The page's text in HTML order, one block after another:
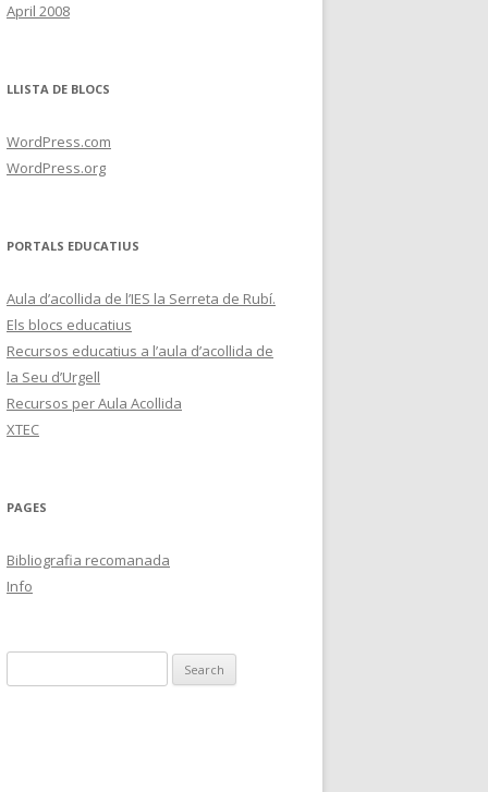
April 2008
LLISTA DE BLOCS
WordPress.com
WordPress.org
PORTALS EDUCATIUS
Aula d’acollida de l’IES la Serreta de Rubí.
Els blocs educatius
Recursos educatius a l’aula d’acollida de
la Seu d’Urgell
Recursos per Aula Acollida
XTEC
PAGES
Bibliografia recomanada
Info
e